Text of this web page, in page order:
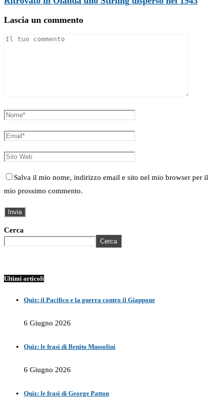
Lascia un commento
Salva il mio nome, indirizzo email e sito nel mio browser per il
mio prossimo commento.
Cerca
Cerca
Ultimi articoli
Quiz: il Pacifico e la guerra contro il Giappone
6 Giugno 2026
Quiz: le frasi di Benito Mussolini
6 Giugno 2026
Quiz: le frasi di George Patton